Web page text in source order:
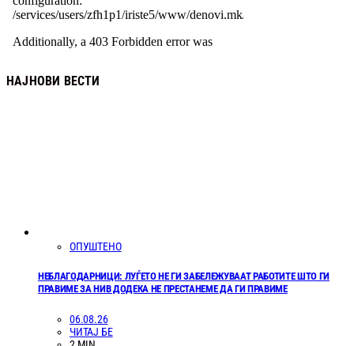
НАЈНОВИ ВЕСТИ
ОПУШТЕНО
НЕБЛАГОДАРНИЦИ: ЛУЃЕТО НЕ ГИ ЗАБЕЛЕЖУВААТ РАБОТИТЕ ШТО ГИ
ПРАВИМЕ ЗА НИВ ДОДЕКА НЕ ПРЕСТАНЕМЕ ДА ГИ ПРАВИМЕ
06.08.26
ЧИТАЈ БЕ